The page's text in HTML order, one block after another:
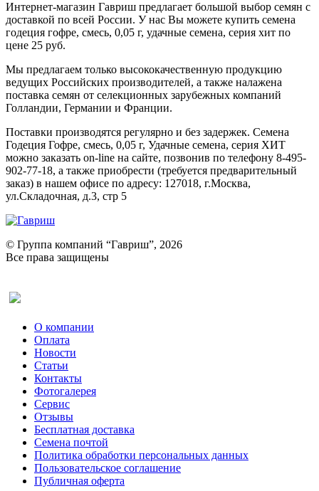
Интернет-магазин Гавриш предлагает большой выбор семян с
доставкой по всей России. У нас Вы можете купить семена
годеция гофре, смесь, 0,05 г, удачные семена, серия хит по
цене 25 руб.
Мы предлагаем только высококачественную продукцию
ведущих Российских производителей, а также налажена
поставка семян от селекционных зарубежных компаний
Голландии, Германии и Франции.
Поставки производятся регулярно и без задержек. Семена
Годеция Гофре, смесь, 0,05 г, Удачные семена, серия ХИТ
можно заказать on-line на сайте, позвонив по телефону 8-495-
902-77-18, а также приобрести (требуется предварительный
заказ) в нашем офисе по адресу: 127018, г.Москва,
ул.Складочная, д.3, стр 5
© Группа компаний “Гавриш”, 2026
Все права защищены
О компании
Оплата
Новости
Статьи
Контакты
Фотогалерея​
Сервис
Отзывы
Бесплатная доставка
Семена почтой
Политика обработки персональных данных
Пользовательское соглашение
Публичная оферта